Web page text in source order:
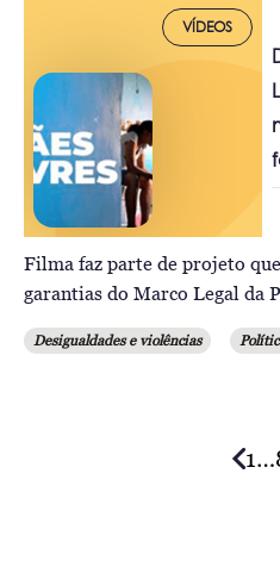
VÍDEOS
Filma faz parte de projeto
garantias do Marco Legal da
Desigualdades e violências
1…